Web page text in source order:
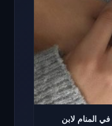
المنام لابن